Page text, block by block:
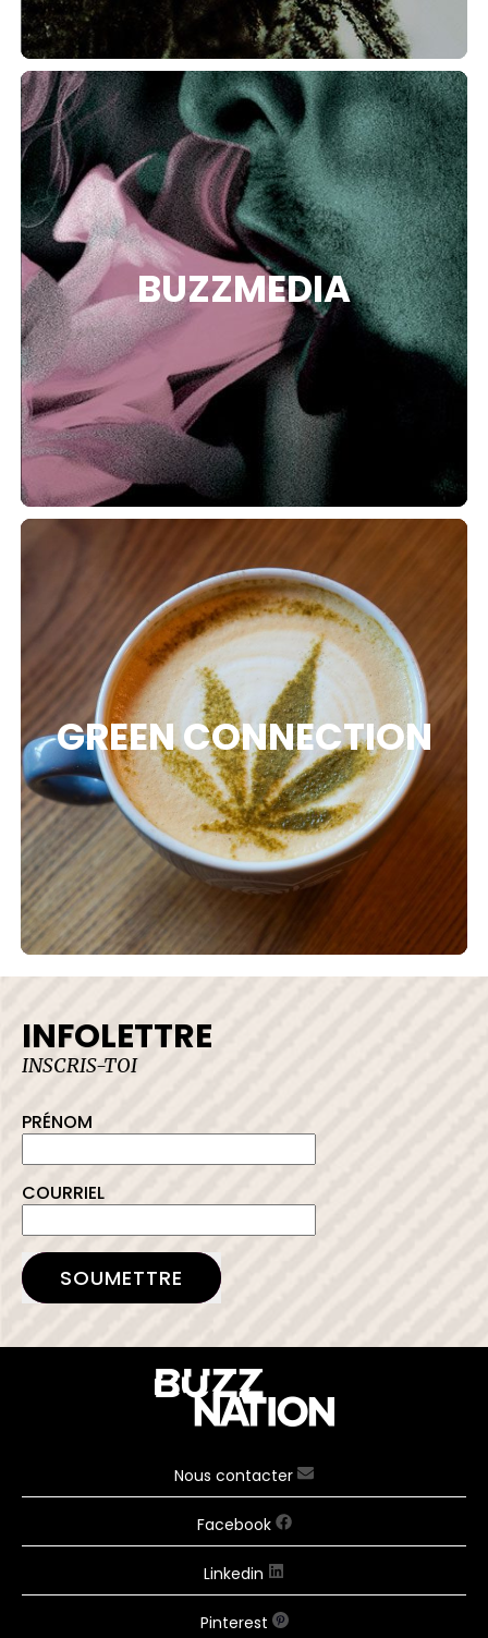
BUZZMEDIA
GREEN CONNECTION
INFOLETTRE
INSCRIS-TOI
PRÉNOM
COURRIEL
SOUMETTRE
Nous contacter
Facebook
Linkedin
Pinterest